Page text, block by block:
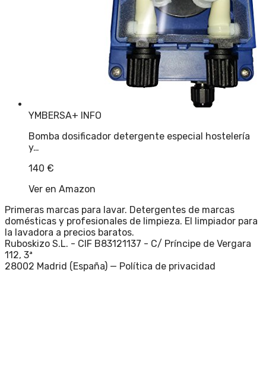
YMBERSA+ INFO
Bomba dosificador detergente especial hostelería
y…
140 €
Ver en Amazon
Primeras marcas para lavar. Detergentes de marcas
domésticas y profesionales de limpieza. El limpiador para
la lavadora a precios baratos.
Ruboskizo S.L. - CIF B83121137 - C/ Príncipe de Vergara
112, 3ª
28002 Madrid (España) — Política de privacidad